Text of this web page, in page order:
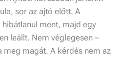
sor az ajtó előtt. A
ment, majd egy
leállt. Nem véglegesen –
meg magát. A kérdés nem az